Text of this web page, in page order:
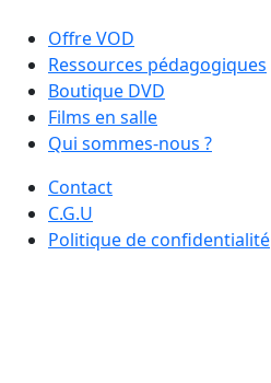
Offre VOD
Ressources pédagogiques
Boutique DVD
Films en salle
Qui sommes-nous ?
Contact
C.G.U
Politique de confidentialité